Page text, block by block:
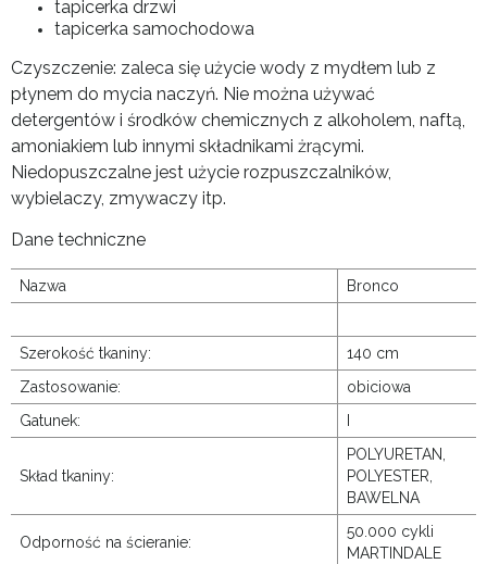
tapicerka drzwi
tapicerka samochodowa
Czyszczenie: zaleca się użycie wody z mydłem lub z
płynem do mycia naczyń. Nie można używać
detergentów i środków chemicznych z alkoholem, naftą,
amoniakiem lub innymi składnikami żrącymi.
Niedopuszczalne jest użycie rozpuszczalników,
wybielaczy, zmywaczy itp.
Dane techniczne
Nazwa Bronco
Szerokość tkaniny:
140 cm
Zastosowanie:
obiciowa
Gatunek:
Skład tkaniny:
POLYURETAN,
POLYESTER,
BAWELNA
Odporność na ścieranie:
50.000 cykli
MARTINDALE